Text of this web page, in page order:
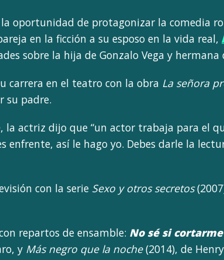
oportunidad de protagonizar la comedia
en la ficción a su esposo en la vida real,
sobre la hija de Gonzalo Vega y hermana
carrera en el teatro con la obra La señora
su padre.
la actriz dijo que “un actor trabaja para el
enfrente, así le hago yo. Debes darle la
con la serie Sexo y otros secretos
repartos de ensamble: No sé si
y Más negro que la noche(2014), de